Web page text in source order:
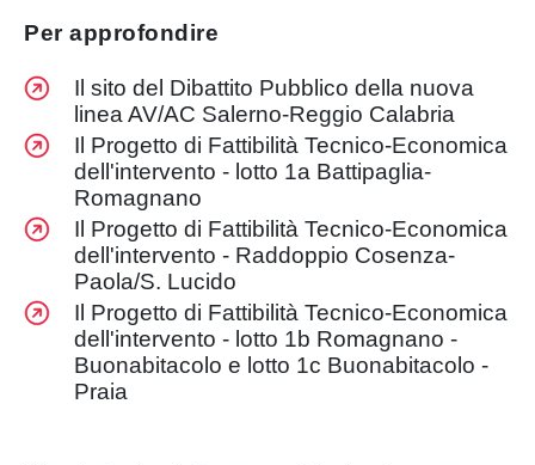
Per approfondire
Il sito del Dibattito Pubblico della nuova
linea AV/AC Salerno-Reggio Calabria
Il Progetto di Fattibilità Tecnico-Economica
dell'intervento - lotto 1a Battipaglia-
Romagnano
Il Progetto di Fattibilità Tecnico-Economica
dell'intervento - Raddoppio Cosenza-
Paola/S. Lucido
Il Progetto di Fattibilità Tecnico-Economica
dell'intervento - lotto 1b Romagnano -
Buonabitacolo e lotto 1c Buonabitacolo -
Praia